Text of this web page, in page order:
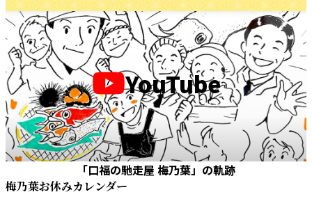
YouTube
「口福の馳走屋 梅乃葉」の軌跡
梅乃葉お休みカレンダー